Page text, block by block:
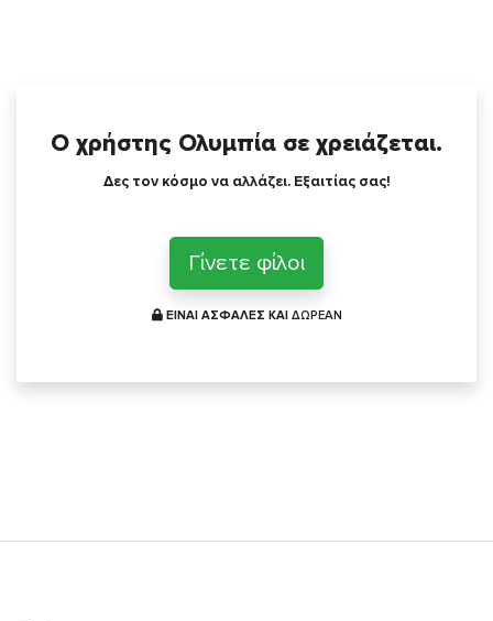
Ο χρήστης Ολυμπία σε χρειάζεται.
Δες τον κόσμο να αλλάζει. Εξαιτίας σας!
Γίνετε φίλοι
ΕΙΝΑΙ ΑΣΦΑΛΕΣ ΚΑΙ ΔΩΡΕΑΝ